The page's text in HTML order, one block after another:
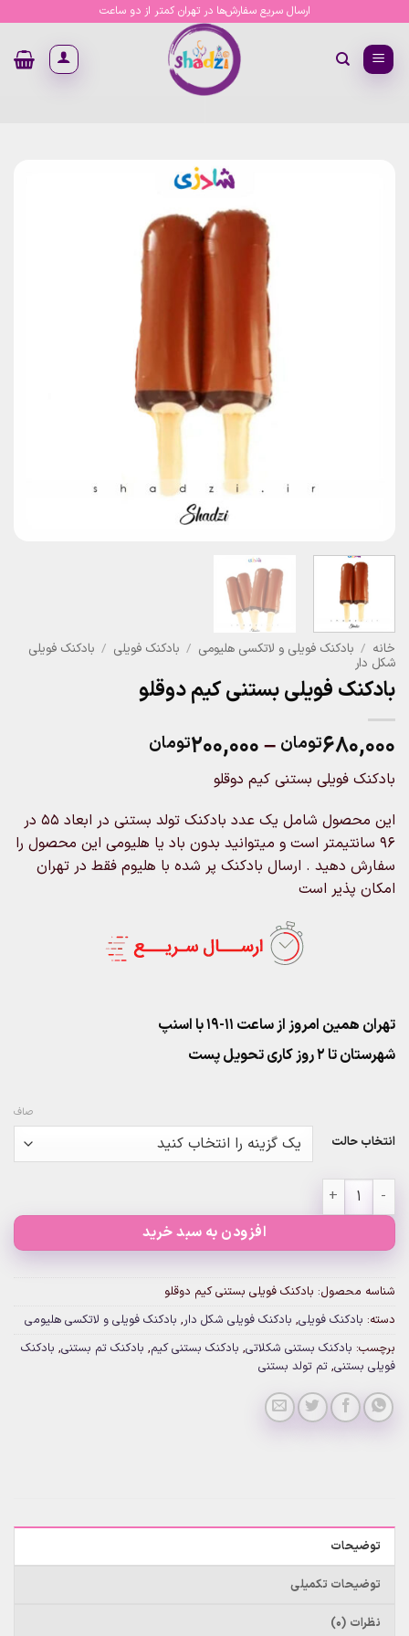
content
ارسال سریع سفارش‌ها در تهران کمتر از دو ساعت
خانه / بادکنک فویلی و لاتکسی هلیومی / بادکنک فویلی / بادکنک فویلی
شکل دار
بادکنک فویلی بستنی کیم دوقلو
۶۸۰,۰۰۰تومان –۲۰۰,۰۰۰تومان
through
۶۸۰,۰۰۰تومان
بادکنک فویلی بستنی کیم دوقلو
این محصول شامل یک عدد بادکنک تولد بستنی در ابعاد 55 در
96 سانتیمتر است و میتوانید بدون باد یا هلیومی این محصول را
سفارش دهید . ارسال بادکنک پر شده با هلیوم فقط در تهران
امکان پذیر است
تهران همین امروز از ساعت ۱۱-۱۹ با اسنپ
شهرستان تا 2 روز کاری تحویل پست
انتخاب حالت
صاف
بادکنک فویلی بستنی کیم دوقلو عدد
افزودن به سبد خرید
شناسه محصول: بادکنک فویلی بستنی کیم دوقلو
دسته: بادکنک فویلی, بادکنک فویلی شکل دار, بادکنک فویلی و لاتکسی هلیومی
برچسب: بادکنک بستنی شکلاتی, بادکنک بستنی کیم, بادکنک تم بستنی, بادکنک
فویلی بستنی, تم تولد بستنی
توضیحات
توضیحات تکمیلی
نظرات (0)